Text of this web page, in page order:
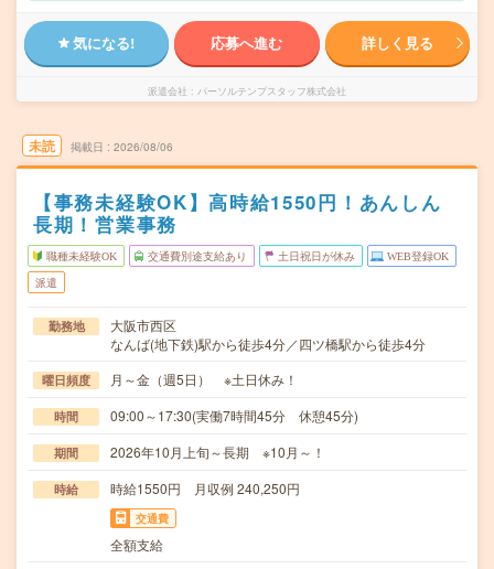
気になる! 応募へ進む 詳しく見る
派遣会社 パーソルテンプスタッフ株式会社
未読 掲載日 2026/08/06
【事務未経験OK】高時給1550円！あんしん
長期！営業事務
職種未経験OK 交通費別途支給あり 土日祝日が休み WEB登録OK
派遣
勤務地
大阪市西区
なんば(地下鉄)駅から徒歩4分／四ツ橋駅から徒歩4分
曜日頻度 月～金（週5日） ※土日休み！
時間 09:00～17:30(実働7時間45分 休憩45分)
期間 2026年10月上旬～長期 ※10月～！
時給 時給1550円 月収例 240,250円
交通費
全額支給